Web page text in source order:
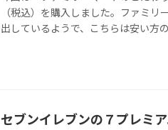
（税込）を購入しました。ファミ
出しているようで、こちらは安い方
セブンイレブンの７プレミ